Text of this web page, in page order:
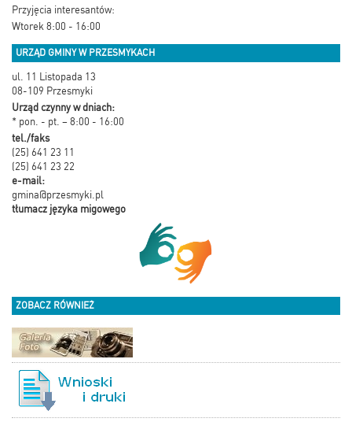
Przyjęcia interesantów:
Wtorek 8:00 - 16:00
URZĄD GMINY W PRZESMYKACH
ul. 11 Listopada 13
08-109 Przesmyki
Urząd czynny w dniach:
* pon. - pt. – 8:00 - 16:00
tel./faks
(25) 641 23 11
(25) 641 23 22
e-mail:
gmina@przesmyki.pl
tłumacz języka migowego
ZOBACZ RÓWNIEŻ